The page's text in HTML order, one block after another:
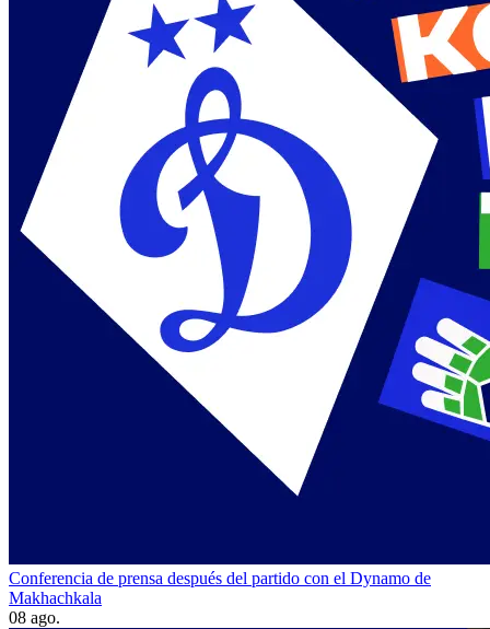
Conferencia de prensa después del partido con el Dynamo de
Makhachkala
08 ago.